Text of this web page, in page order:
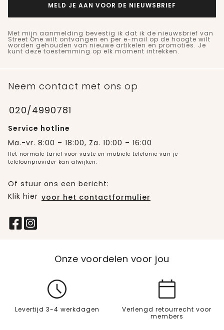
MELD JE AAN VOOR DE NIEUWSBRIEF
Met mijn aanmelding bevestig ik dat ik de nieuwsbrief van
Street One wilt ontvangen en per e-mail op de hoogte wilt
worden gehouden van nieuwe artikelen en promoties. Je
kunt deze toestemming op elk moment intrekken.
Neem contact met ons op
020/4990781
Service hotline
Ma.-vr. 8:00 – 18:00, Za. 10:00 – 16:00
Het normale tarief voor vaste en mobiele telefonie van je
telefoonprovider kan afwijken.
Of stuur ons een bericht:
Klik hier voor het contactformulier
Onze voordelen voor jou
Levertijd 3-4 werkdagen
Verlengd retourrecht voor
members